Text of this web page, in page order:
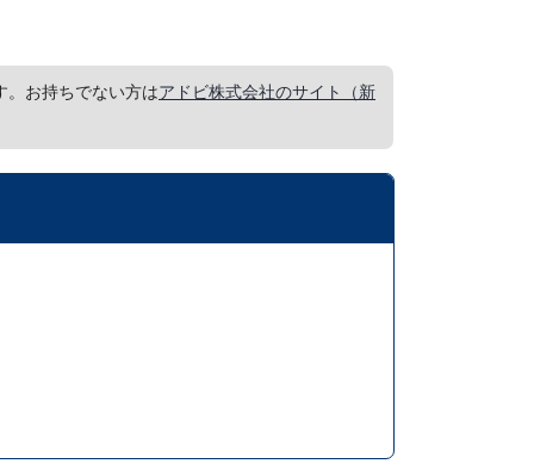
。お持ちでない方はアドビ株式会社のサイト（新